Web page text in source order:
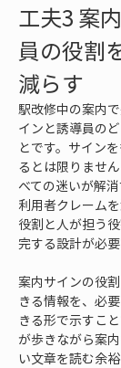
工夫3 案
員の役割
減らす
駅改修中の案内
インと誘導員の
とです。サイン
るとは限りませ
べての迷いが解
利用者クレーム
役割と人が担う
完する設計が必要
案内サインの役
きる情報を、必
きる形で示すこ
が歩きながら案
い文章を読む余